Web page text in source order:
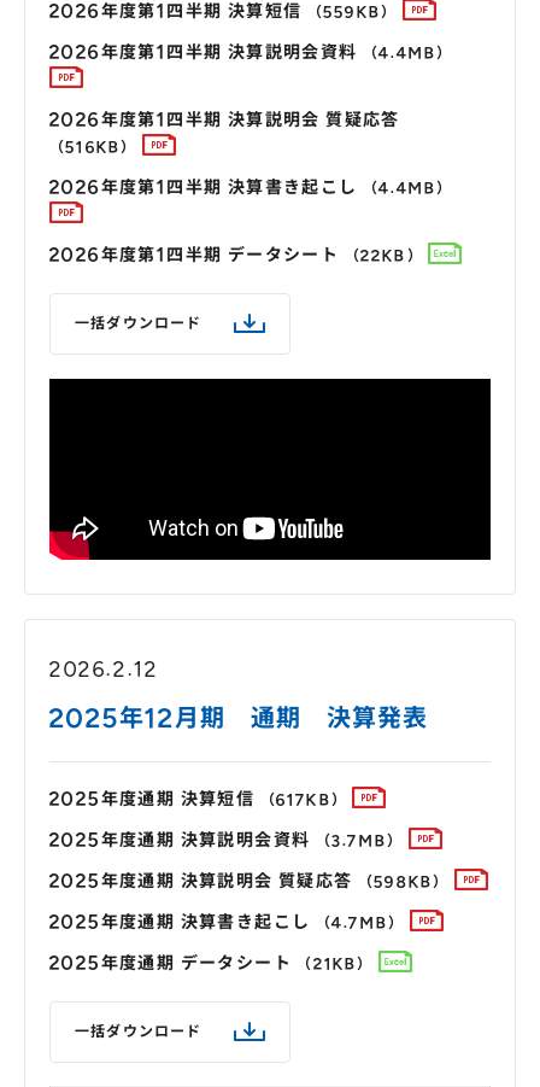
2026年度第1四半期 決算短信 （559KB）
2026年度第1四半期 決算説明会資料 （4.4MB）
2026年度第1四半期 決算説明会 質疑応答
（516KB）
2026年度第1四半期 決算書き起こし （4.4MB）
2026年度第1四半期 データシート （22KB）
一括ダウンロード
2026.2.12
2025年12月期 通期 決算発表
2025年度通期 決算短信 （617KB）
2025年度通期 決算説明会資料 （3.7MB）
2025年度通期 決算説明会 質疑応答 （598KB）
2025年度通期 決算書き起こし （4.7MB）
2025年度通期 データシート （21KB）
一括ダウンロード